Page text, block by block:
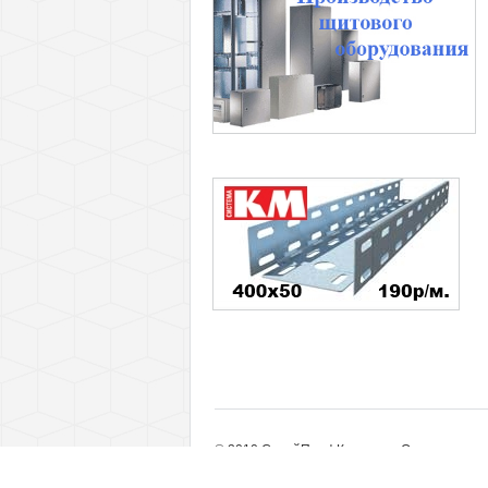
© 2010 СтройПрофКомплект. Оптовые